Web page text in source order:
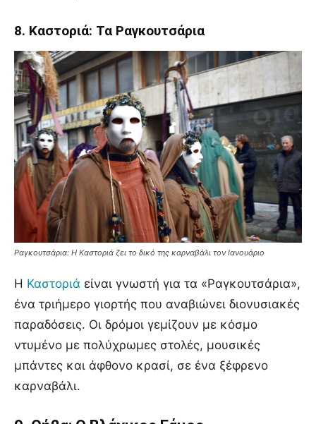
8. Καστοριά: Τα Ραγκουτσάρια
Ραγκουτσάρια: Η Καστοριά ζει το δικό της καρναβάλι τον Ιανουάριο
Η Καστοριά είναι γνωστή για τα «Ραγκουτσάρια»,
ένα τριήμερο γιορτής που αναβιώνει διονυσιακές
παραδόσεις. Οι δρόμοι γεμίζουν με κόσμο
ντυμένο με πολύχρωμες στολές, μουσικές
μπάντες και άφθονο κρασί, σε ένα ξέφρενο
καρναβάλι.